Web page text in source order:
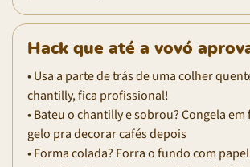
Hack que até a vovó
• Usa a parte de trás de uma colher
chantilly, fica profissional!
• Bateu o chantilly e sobrou? Congela
gelo pra decorar cafés depois
• Forma colada? Forra o fundo com